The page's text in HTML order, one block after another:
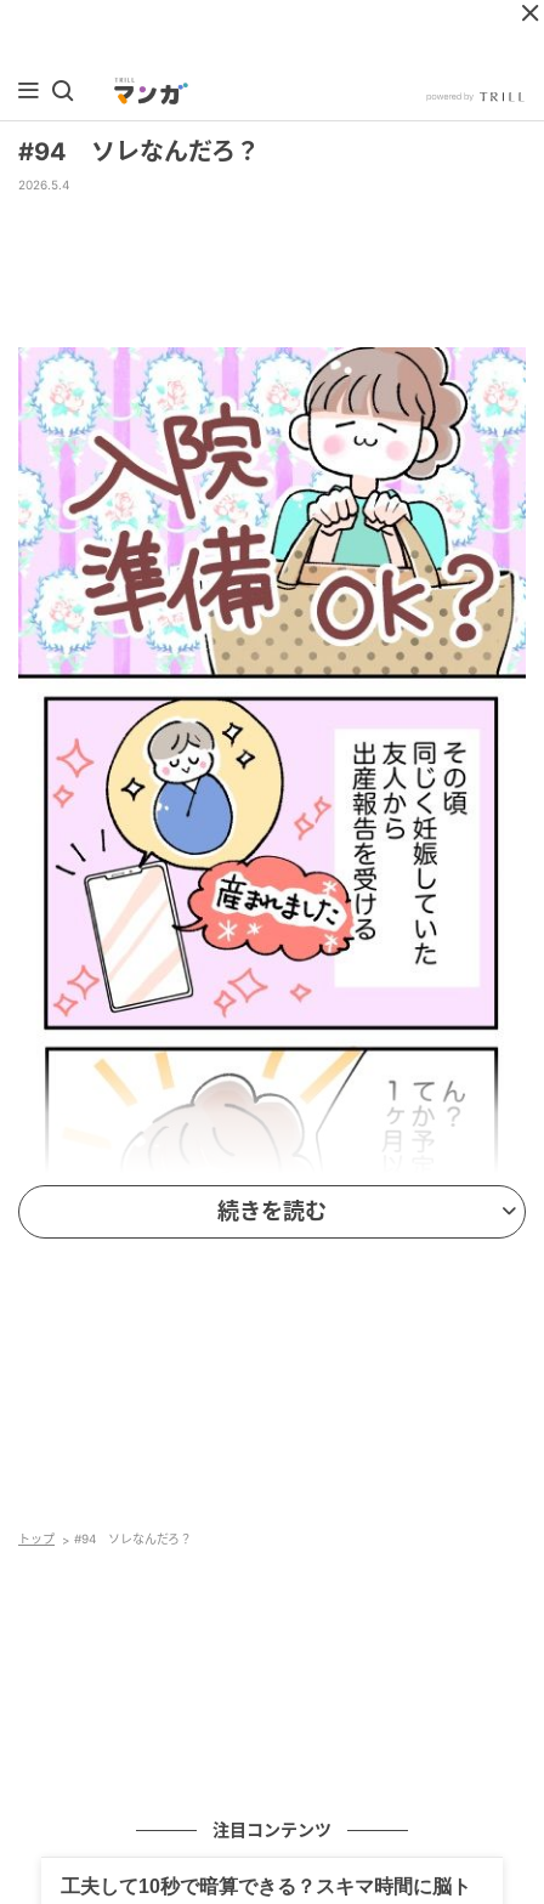
#94 ソレなんだろ？
2026.5.4
続きを読む
トップ #94 ソレなんだろ？
注目コンテンツ
工夫して10秒で暗算できる？スキマ時間に脳ト